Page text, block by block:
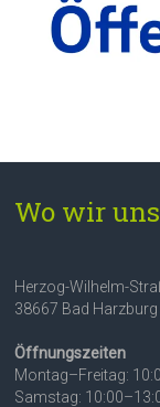
Wo wir
Herzog-Wilhelm-
38667 Bad Harzburg
Öffnungszeiten
Montag–Freitag:
Samstag: